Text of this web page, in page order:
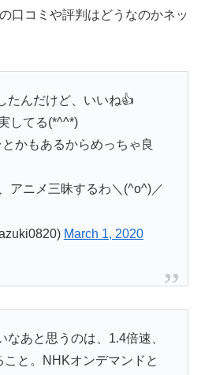
口コミや評判はどうなのかネッ
たんだけど、いいね👍
してる(*^^*)
かもあるからめっちゃ良
アニメ三昧するわ＼(^o^)／
March 1, 2020
あと思うのは、1.4倍速、
と。NHKオンデマンドと